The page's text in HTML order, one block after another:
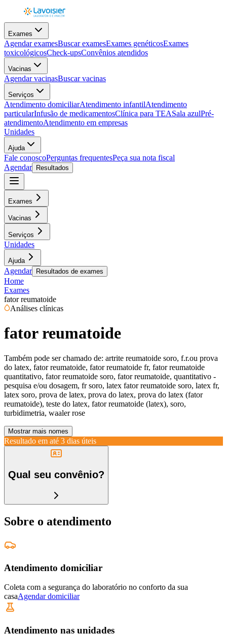
Exames
Agendar examesBuscar examesExames genéticosExames
toxicológicosCheck-upsConvênios atendidos
Vacinas
Agendar vacinasBuscar vacinas
Serviços
Atendimento domiciliarAtendimento infantilAtendimento
particularInfusão de medicamentosClínica para TEASala azulPré-
atendimentoAtendimento em empresas
Unidades
Ajuda
Fale conoscoPerguntas frequentesPeça sua nota fiscal
Agendar
Resultados
Exames
Vacinas
Serviços
Unidades
Ajuda
Agendar Resultados de exames
Home
Exames
fator reumatoide
Análises clínicas
fator reumatoide
Também pode ser chamado de: artrite reumatoide soro, f.r.ou prova
do latex, fator reumatoide, fator reumatoide fr, fator reumatoide
quantitativo, fator reumatoide soro, fator reumatoide, quantitativo -
pesquisa e/ou dosagem, fr soro, latex fator reumatoide soro, latex fr,
latex soro, prova de latex, prova do latex, prova do latex (fator
reumatoide), teste do latex, fator reumatoide (latex), soro,
turbidimetria, waaler rose
Mostrar mais nomes
Resultado em até 3 dias úteis
Qual seu convênio?
Sobre o atendimento
Atendimento domiciliar
Coleta com a segurança do laboratório no conforto da sua
casaAgendar domiciliar
Atendimento nas unidades